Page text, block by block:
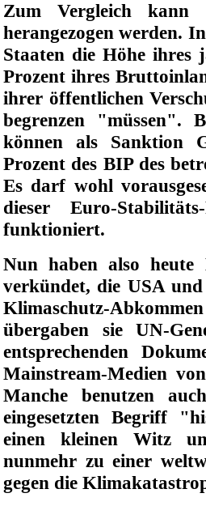
Zum Vergleich kann
herangezogen werden.
Staaten die Höhe ihres
Prozent ihres
ihrer öffentlichen
begrenzen "müssen".
können als Sanktion
Prozent des BIP des
Es darf wohl
dieser Euro-
funktioniert.
Nun haben also
verkündet, die USA
Klimaschutz-
übergaben sie UN-
entsprechenden
Mainstream-Medien
Manche benutzen
eingesetzten Begriff
einen kleinen Witz
nunmehr zu einer
gegen die